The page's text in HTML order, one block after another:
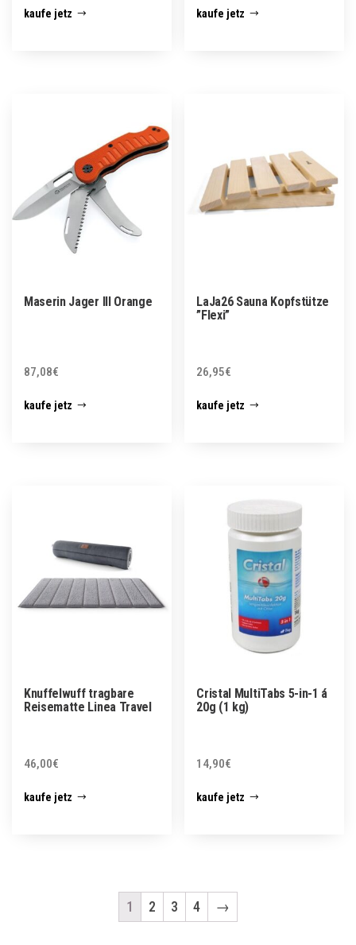
kaufe jetz kaufe jetz
Maserin Jager III Orange
87,08€
kaufe jetz
LaJa26 Sauna Kopfstütze
”Flexi”
26,95€
kaufe jetz
Knuffelwuff tragbare
Reisematte Linea Travel
46,00€
kaufe jetz
Cristal MultiTabs 5-in-1 á
20g (1 kg)
14,90€
kaufe jetz
1 2 3 4 →